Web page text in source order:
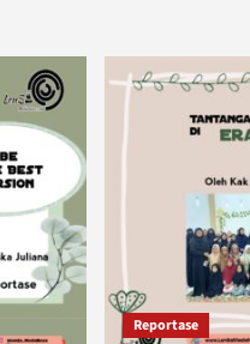
Love
Yourself
Reportase